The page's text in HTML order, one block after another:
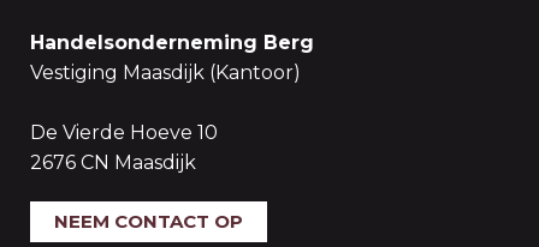
Handelsonderneming Berg
Vestiging Maasdijk (Kantoor)
De Vierde Hoeve 10
2676 CN Maasdijk
NEEM CONTACT OP